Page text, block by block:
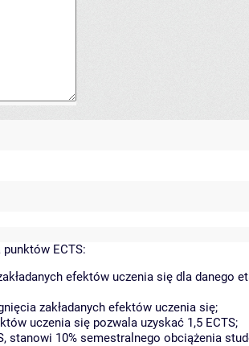
ECTS:
efektów uczenia się dla danego
zakładanych efektów uczenia się;
uczenia się pozwala uzyskać 1,5 ECTS;
stanowi 10% semestralnego obciążenia